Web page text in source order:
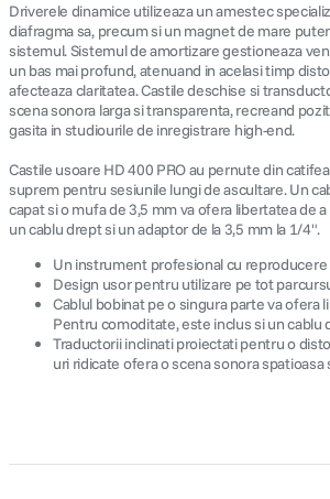
Driverele dinamice utilizeaza un amestec
diafragma sa, precum si un magnet de mare
sistemul. Sistemul de amortizare gestioneaza
un bas mai profund, atenuand in acelasi timp
afecteaza claritatea. Castile deschise si
scena sonora larga si transparenta, recreand
gasita in studiourile de inregistrare high-end.
Castile usoare HD 400 PRO au pernute din
suprem pentru sesiunile lungi de ascultare. Un
capat si o mufa de 3,5 mm va ofera libertatea de
un cablu drept si un adaptor de la 3,5 mm la 1/4".
Un instrument profesional cu
Design usor pentru utilizare pe tot
Cablul bobinat pe o singura parte va ofera
Pentru comoditate, este inclus si un cablu
Traductorii inclinati proiectati pentru o
uri ridicate ofera o scena sonora spatioasa